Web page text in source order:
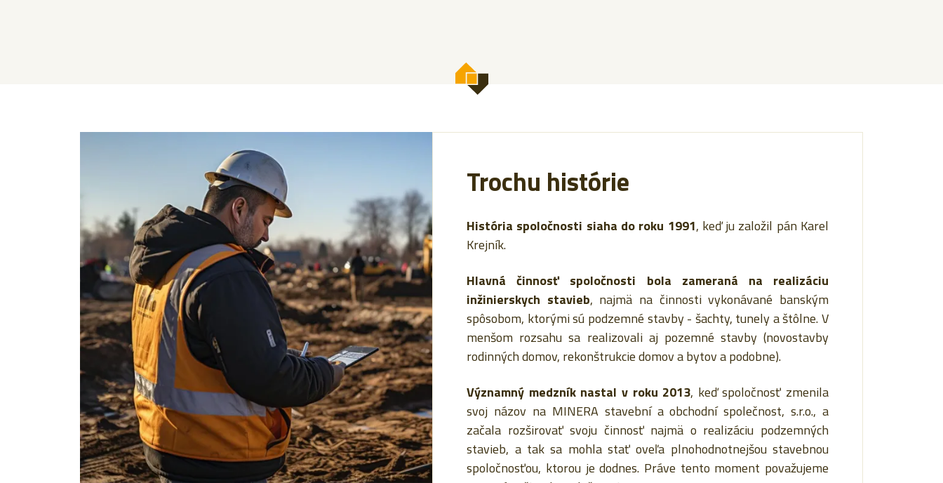
Trochu histórie
História spoločnosti siaha do roku 1991, keď ju založil pán Karel
Krejník.
Hlavná činnosť spoločnosti bola zameraná na realizáciu
inžinierskych stavieb, najmä na činnosti vykonávané banským
spôsobom, ktorými sú podzemné stavby - šachty, tunely a štôlne. V
menšom rozsahu sa realizovali aj pozemné stavby (novostavby
rodinných domov, rekonštrukcie domov a bytov a podobne).
Významný medzník nastal v roku 2013, keď spoločnosť zmenila
svoj názov na MINERA stavební a obchodní společnost, s.r.o., a
začala rozširovať svoju činnosť najmä o realizáciu podzemných
stavieb, a tak sa mohla stať oveľa plnohodnotnejšou stavebnou
spoločnosťou, ktorou je dodnes. Práve tento moment považujeme